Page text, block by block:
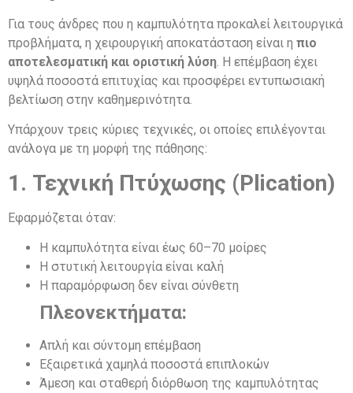
Για τους άνδρες που η καμπυλότητα προκαλεί λειτουργικά
προβλήματα, η χειρουργική αποκατάσταση είναι η πιο
αποτελεσματική και οριστική λύση . Η επέμβαση έχει
υψηλά ποσοστά επιτυχίας και προσφέρει εντυπωσιακή
βελτίωση στην καθημερινότητα.
Υπάρχουν τρεις κύριες τεχνικές, οι οποίες επιλέγονται
ανάλογα με τη μορφή της πάθησης:
1. Τεχνική Πτύχωσης (Plication)
Εφαρμόζεται όταν:
Η καμπυλότητα είναι έως 60–70 μοίρες
Η στυτική λειτουργία είναι καλή
Η παραμόρφωση δεν είναι σύνθετη
Πλεονεκτήματα:
Απλή και σύντομη επέμβαση
Εξαιρετικά χαμηλά ποσοστά επιπλοκών
Άμεση και σταθερή διόρθωση της καμπυλότητας